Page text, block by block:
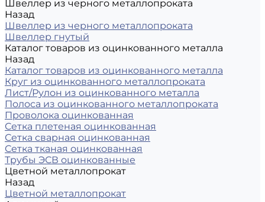
Швеллер из черного металлопроката
Назад
Швеллер из черного металлопроката
Швеллер гнутый
Каталог товаров из оцинкованного металла
Назад
Каталог товаров из оцинкованного металла
Круг из оцинкованного металлопроката
Лист/Рулон из оцинкованного металла
Полоса из оцинкованного металлопроката
Проволока оцинкованная
Сетка плетеная оцинкованная
Сетка сварная оцинкованная
Сетка тканая оцинкованная
Трубы ЭСВ оцинкованные
Цветной металлопрокат
Назад
Цветной металлопрокат